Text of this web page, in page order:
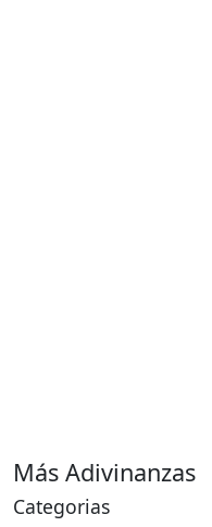
Más Adivinanzas
Categorias